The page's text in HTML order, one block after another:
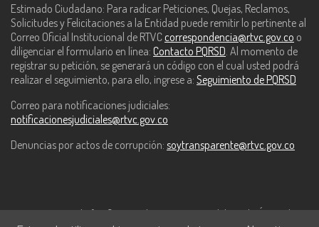
Estimado Ciudadano: Para radicar Peticiones, Quejas, Reclamos,
Solicitudes y Felicitaciones a la Entidad puede remitir lo pertinente al
Correo Oficial Institucional de RTVC correspondencia@rtvc.gov.co o
diligenciar el formulario en línea: Contacto PQRSD . Al momento de
registrar su petición, se generará un código con el cual usted podrá
realizar el seguimiento, para ello, ingrese a: Seguimiento de PQRSD
Correo para notificaciones judiciales:
notificacionesjudiciales@rtvc.gov.co
Denuncias por actos de corrupción: soytransparente@rtvc.gov.co
Este contenido fue financiado con recursos del Fondo Único de